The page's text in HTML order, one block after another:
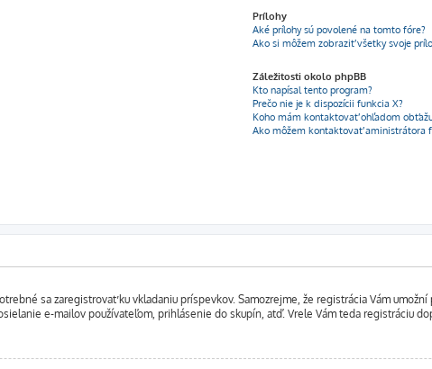
Prílohy
Aké prílohy sú povolené na tomto fóre?
Ako si môžem zobraziť všetky svoje
Záležitosti okolo phpBB
Kto napísal tento program?
Prečo nie je k dispozícii funkcia X?
Koho mám kontaktovať ohľadom
Ako môžem kontaktovať aministrátora
sa zaregistrovať ku vkladaniu príspevkov. Samozrejme, že registrácia Vám
e-mailov používateľom, prihlásenie do skupín, atď. Vrele Vám teda registráciu